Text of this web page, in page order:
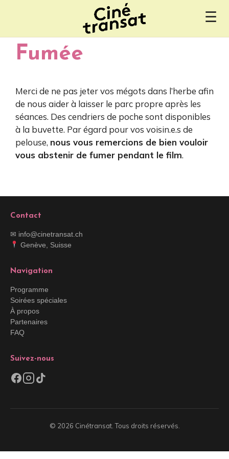
☰
Fumée
Merci de ne pas jeter vos mégots dans l’herbe afin
de nous aider à laisser le parc propre après les
séances. Des cendriers de poche sont disponibles
à la buvette. Par égard pour vos voisin.e.s de
pelouse, nous vous remercions de bien vouloir
vous abstenir de fumer pendant le film.
Contact
✉ info@cinetransat.ch
Genève, Suisse
Navigation
Programme
Soirées spéciales
À propos
Partenaires
FAQ
Suivez-nous
© 2026 Cinétransat. Tous droits réservés.